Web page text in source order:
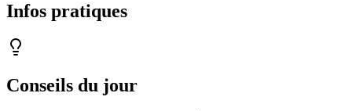
Infos pratiques
Conseils du jour